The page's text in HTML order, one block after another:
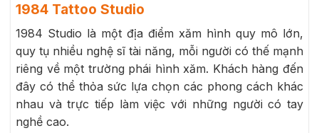
1984 Tattoo Studio
1984 Studio là một địa điểm xăm hình quy mô lớn,
quy tụ nhiều nghệ sĩ tài năng, mỗi người có thế mạnh
riêng về một trường phái hình xăm. Khách hàng đến
đây có thể thỏa sức lựa chọn các phong cách khác
nhau và trực tiếp làm việc với những người có tay
nghề cao.